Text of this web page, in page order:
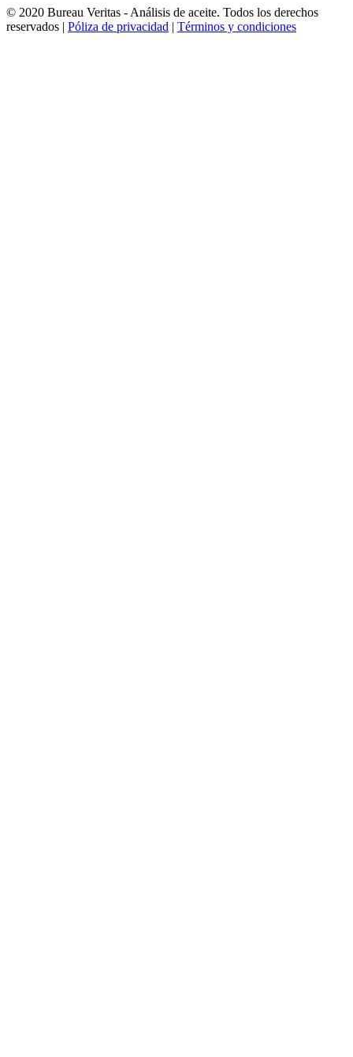
© 2020 Bureau Veritas - Análisis de aceite. Todos los derechos
reservados | Póliza de privacidad | Términos y condiciones